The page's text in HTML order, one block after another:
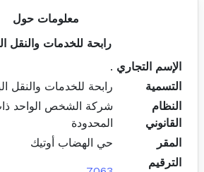
معلومات حول
رابحة للخدمات والنقل
الإسم التجاري .
التسمية
رابحة للخدمات والنقل
النظام
القانوني
شركة الشخص الواحد
المحدودة
المقر
حي الهضاب أوتيك
الترقيم